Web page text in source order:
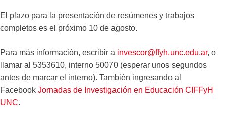
El plazo para la presentación de resúmenes y trabajos
completos es el próximo 10 de agosto.
Para más información, escribir a invescor@ffyh.unc.edu.ar, o
llamar al 5353610, interno 50070 (esperar unos segundos
antes de marcar el interno). También ingresando al
Facebook Jornadas de Investigación en Educación CIFFyH
UNC.